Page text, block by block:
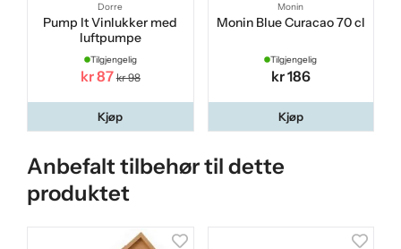
Dorre
Pump It Vinlukker med
luftpumpe
Tilgjengelig
kr 87 kr 98
Kjøp
Monin
Monin Blue Curacao 70 cl
Tilgjengelig
kr 186
Kjøp
Anbefalt tilbehør til dette
produktet